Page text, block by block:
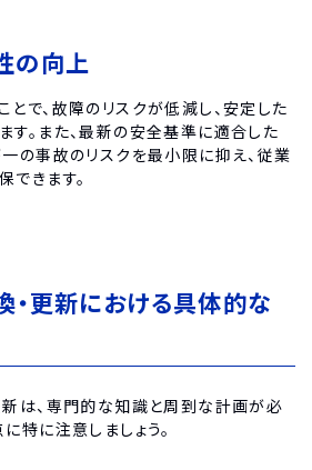
の向上
で、故障のリスクが低減し、安定した
。また、最新の安全基準に適合した
の事故のリスクを最小限に抑え、従業
きます。
・更新における具体的な
新は、専門的な知識と周到な計画が必
特に注意しましょう。